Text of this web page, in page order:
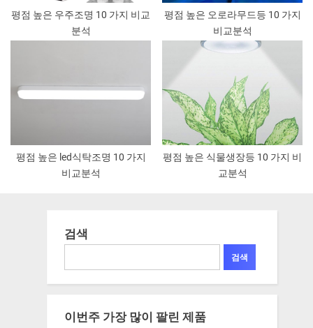
평점 높은 우주조명 10 가지 비교
분석
평점 높은 오로라무드등 10 가지
비교분석
평점 높은 led식탁조명 10 가지
비교분석
평점 높은 식물생장등 10 가지 비
교분석
검색
검색
이번주 가장 많이 팔린 제품